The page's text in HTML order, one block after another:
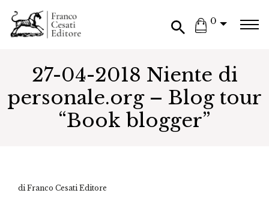
0
27-04-2018 Niente di
personale.org – Blog tour
“Book blogger”
di Franco Cesati Editore